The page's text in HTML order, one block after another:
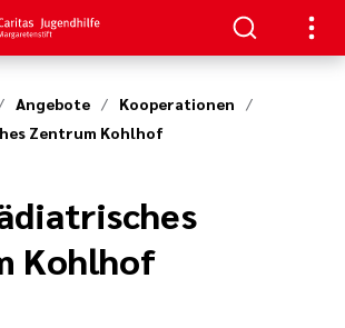
Angebote
Kooperationen
Zentrum Kohlhof
Kohlhof